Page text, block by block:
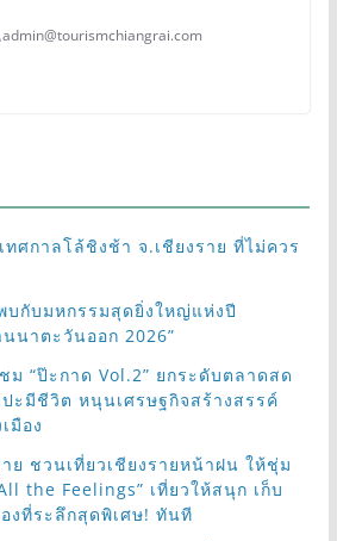
admin@tourismchiangrai.com
ศกาลโล้ชิงช้า จ.เชียงราย ที่ไม่ควร
บกับมหกรรมสุดยิ่งใหญ่แห่งปี
นาตะวันออก 2026”
ม “ป๊ะกาด Vol.2” ยกระดับตลาดสด
มีชีวิต หนุนเศรษฐกิจสร้างสรรค์
มือง
ย ชวนเที่ยวเชียงรายหน้าฝน ให้ชุ่ม
the Feelings” เที่ยวให้สนุก เก็บ
งที่ระลึกสุดพิเศษ! ทันที